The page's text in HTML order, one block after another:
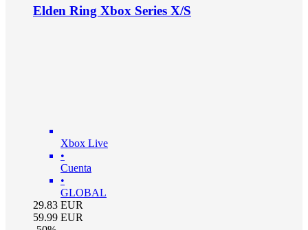
Elden Ring Xbox Series X/S
Xbox Live
•
Cuenta
•
GLOBAL
29.83 EUR
59.99 EUR